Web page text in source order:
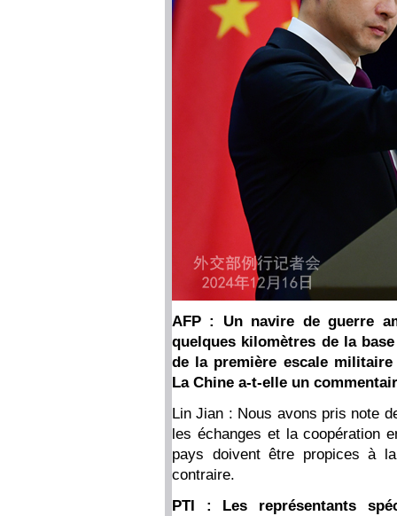
AFP : Un navire de guerre
quelques kilomètres de la
de la première escale
La Chine a-t-elle un
Lin Jian : Nous avons pris note
les échanges et la coopération
pays doivent être propices à
contraire.
PTI : Les représentants